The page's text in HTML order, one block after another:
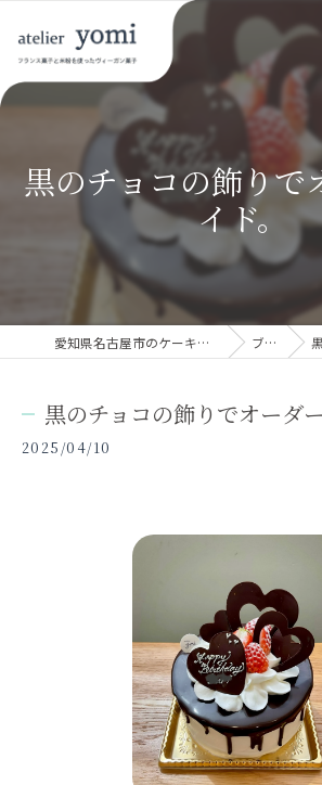
黒のチョコの飾りで
イド。
愛知県名古屋市のケーキならatelier yomi ブログ 黒
黒のチョコの飾りでオーダー
2025/04/10